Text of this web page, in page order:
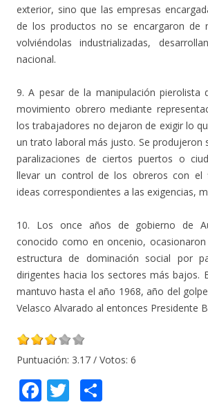
exterior, sino que las empresas
de los productos no se encargaron de
volviéndolas industrializadas,
nacional.
9. A pesar de la manipulación pierolista
movimiento obrero mediante
los trabajadores no dejaron de exigir lo
un trato laboral más justo. Se produjeron
paralizaciones de ciertos puertos o
llevar un control de los obreros con el
ideas correspondientes a las exigencias,
10. Los once años de gobierno de
conocido como en oncenio,
estructura de dominación social por
dirigentes hacia los sectores más bajos.
mantuvo hasta el año 1968, año del
Velasco Alvarado al entonces Presidente
Puntuación: 3.17 / Votos: 6
F T